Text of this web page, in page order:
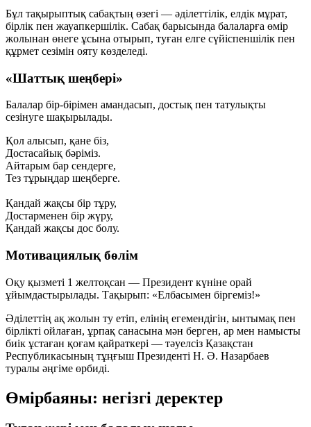
Бұл тақырыптық сабақтың өзегі — әділеттілік, елдік мұрат,
бірлік пен жауапкершілік. Сабақ барысында балаларға өмір
жолынан өнеге ұсына отырып, туған елге сүйіспеншілік пен
құрмет сезімін ояту көзделеді.
«Шаттық шеңбері»
Балалар бір-бірімен амандасып, достық пен татулықты
сезінуге шақырылады.
Қол алысып, қане біз,
Достасайық бәріміз.
Айтарым бар сендерге,
Тез тұрыңдар шеңберге.
Қандай жақсы бір тұру,
Достарменен бір жүру,
Қандай жақсы дос болу.
Мотивациялық бөлім
Оқу қызметі 1 желтоқсан — Президент күніне орай
ұйымдастырылады. Тақырып: «Елбасымен біргеміз!»
Әділеттің ақ жолын ту етіп, елінің егемендігін, ынтымақ пен
бірлікті ойлаған, ұрпақ санасына мән берген, ар мен намысты
биік ұстаған қоғам қайраткері — тәуелсіз Қазақстан
Республикасының тұңғыш Президенті Н. Ә. Назарбаев
туралы әңгіме өрбиді.
Өмірбаяны: негізгі деректер